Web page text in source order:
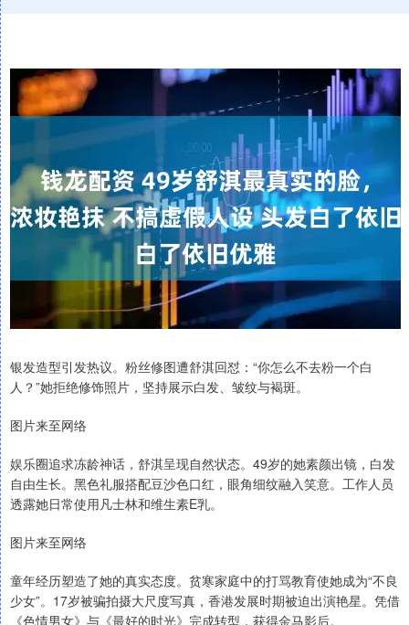
银发造型引发热议。粉丝修图遭舒淇回怼：“你怎么不去粉一个白
人？”她拒绝修饰照片，坚持展示白发、皱纹与褐斑。
图片来至网络
娱乐圈追求冻龄神话，舒淇呈现自然状态。49岁的她素颜出镜，白发
自由生长。黑色礼服搭配豆沙色口红，眼角细纹融入笑意。工作人员
透露她日常使用凡士林和维生素E乳。
图片来至网络
童年经历塑造了她的真实态度。贫寒家庭中的打骂教育使她成为“不良
少女”。17岁被骗拍摄大尺度写真，香港发展时期被迫出演艳星。凭借
《色情男女》与《最好的时光》完成转型，获得金马影后。